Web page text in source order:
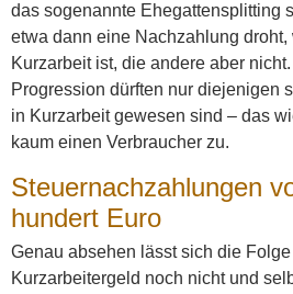
das sogenannte Ehegattensplitting
etwa dann eine Nachzahlung
Kurzarbeit ist, die andere aber
Progression dürften nur diejenigen
in Kurzarbeit gewesen sind – das
kaum einen Verbraucher zu.
Steuernachzahlungen
hundert Euro
Genau absehen lässt sich die
Kurzarbeitergeld noch nicht und